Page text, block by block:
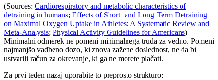
(Sources: Cardiorespiratory and metabolic characteristics of
detraining in humans; Effects of Short- and Long-Term Detraining
on Maximal Oxygen Uptake in Athletes: A Systematic Review and
Meta-Analysis; Physical Activity Guidelines for Americans)
Minimalni odmerek ne pomeni minimalnega truda za vedno. Pomeni
najmanjšo vadbeno dozo, ki znova zažene doslednost, ne da bi
ustvarili račun za okrevanje, ki ga ne morete plačati.
Za prvi teden nazaj uporabite to preprosto strukturo: